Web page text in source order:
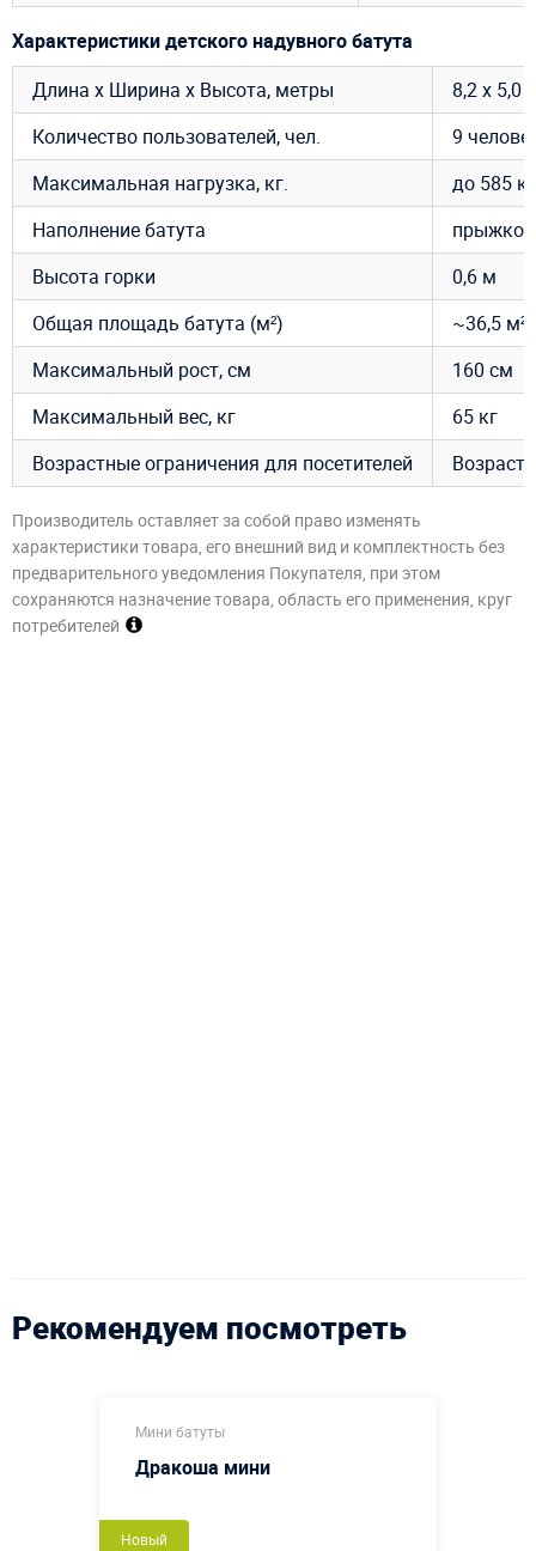
Характеристики детского надувного батута
Длина х Ширина х Высота, метры
8,2 х 5,0
Количество пользователей, чел.
9
Максимальная нагрузка, кг.
до 585
Наполнение батута
Высота горки
0,6 м
Общая площадь батута (м²)
~36,5 м²
Максимальный рост, см
160 см
Максимальный вес, кг
65 кг
Возрастные ограничения для посетителей
Возраст
Производитель оставляет за собой право изменять
характеристики товара, его внешний вид и комплектность без
предварительного уведомления Покупателя, при этом
сохраняются назначение товара, область его применения, круг
потребителей
Рекомендуем посмотреть
Мини батуты
Дракоша мини
Новый